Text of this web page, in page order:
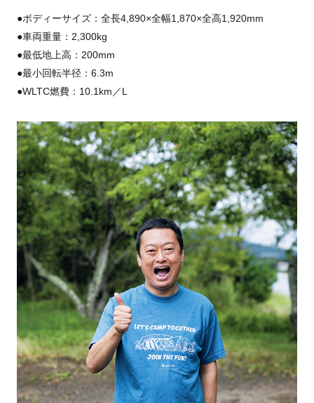
●ボディーサイズ：全長4,890×全幅1,870×全高1,920mm
●車両重量：2,300kg
●最低地上高：200mm
●最小回転半径：6.3m
●WLTC燃費：10.1km／L